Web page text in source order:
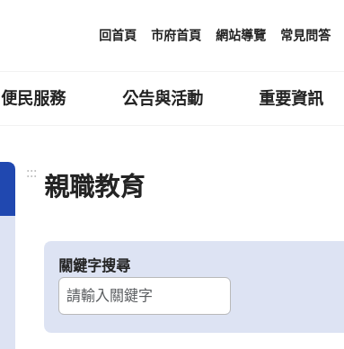
回首頁 市府首頁 網站導覽 常見問答
便民服務 公告與活動 重要資訊
:::
親職教育
關鍵字搜尋